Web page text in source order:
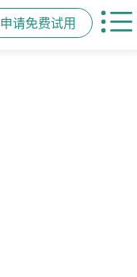
申请免费试用